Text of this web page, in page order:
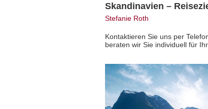
Skandinavien –
Stefanie Roth
Kontaktieren Sie uns per
beraten wir Sie individuell für